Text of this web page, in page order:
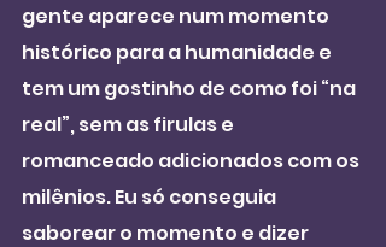
gente aparece num momento
histórico para a humanidade e
tem um gostinho de como foi “na
real”, sem as firulas e
romanceado adicionados com os
milênios. Eu só conseguia
saborear o momento e dizer